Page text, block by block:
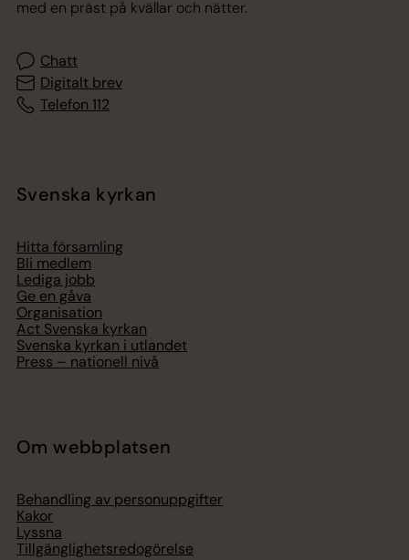
med en präst på kvällar och nätter.
Chatt
Digitalt brev
Telefon 112
Svenska kyrkan
Hitta församling
Bli medlem
Lediga jobb
Ge en gåva
Organisation
Act Svenska kyrkan
Svenska kyrkan i utlandet
Press – nationell nivå
Om webbplatsen
Behandling av personuppgifter
Kakor
Lyssna
Tillgänglighetsredogörelse